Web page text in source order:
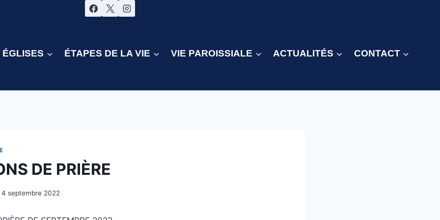
ÉGLISES ÉTAPES DE LA VIE VIE PAROISSIALE ACTUALITÉS CONTACT
DE PRIÈRE
4 septembre 2022